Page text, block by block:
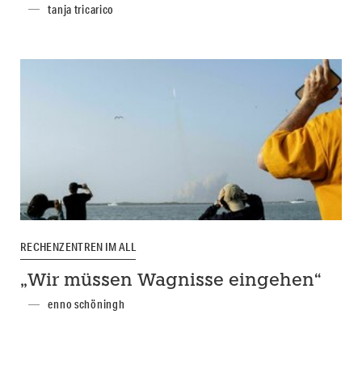
tanja tricarico
RECHENZENTREN IM ALL
„Wir müssen Wagnisse eingehen“
enno schöningh